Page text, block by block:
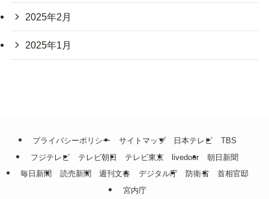
2025年2月
2025年1月
プライバシーポリシー サイトマップ 日本テレビ
TBS
フジテレビ
テレビ朝日 テレビ東京 livedoor
朝日新聞
毎日新聞
読売新聞 週刊文春 デジタル庁 防衛省
首相官邸
宮内庁